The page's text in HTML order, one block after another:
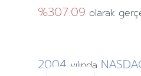
%307.09 olarak
2004 yılında